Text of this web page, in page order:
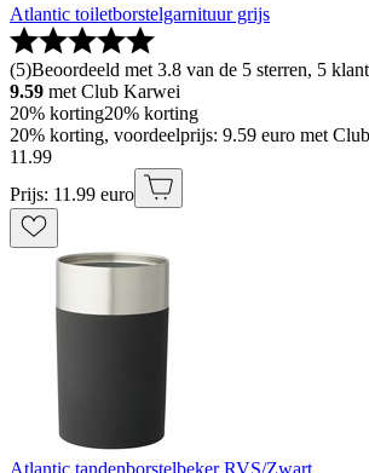
Atlantic toiletborstelgarnituur grijs
(5)Beoordeeld met 3.8 van de 5 sterren, 5
9.59 met Club Karwei
20% korting20% korting
20% korting, voordeelprijs: 9.59 euro met
11 .99
Prijs: 11.99 euro
Atlantic tandenborstelbeker RVS/Zwart